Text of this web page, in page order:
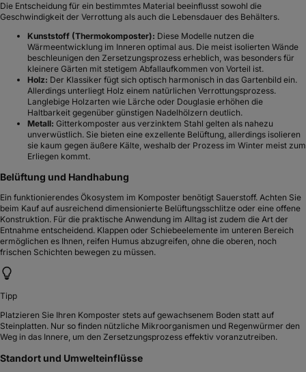
Die Entscheidung für ein bestimmtes Material beeinflusst sowohl die
Geschwindigkeit der Verrottung als auch die Lebensdauer des Behälters.
Kunststoff (Thermokomposter): Diese Modelle nutzen die
Wärmeentwicklung im Inneren optimal aus. Die meist isolierten Wände
beschleunigen den Zersetzungsprozess erheblich, was besonders für
kleinere Gärten mit stetigem Abfallaufkommen von Vorteil ist.
Holz: Der Klassiker fügt sich optisch harmonisch in das Gartenbild ein.
Allerdings unterliegt Holz einem natürlichen Verrottungsprozess.
Langlebige Holzarten wie Lärche oder Douglasie erhöhen die
Haltbarkeit gegenüber günstigen Nadelhölzern deutlich.
Metall: Gitterkomposter aus verzinktem Stahl gelten als nahezu
unverwüstlich. Sie bieten eine exzellente Belüftung, allerdings isolieren
sie kaum gegen äußere Kälte, weshalb der Prozess im Winter meist zum
Erliegen kommt.
Belüftung und Handhabung
Ein funktionierendes Ökosystem im Komposter benötigt Sauerstoff. Achten Sie
beim Kauf auf ausreichend dimensionierte Belüftungsschlitze oder eine offene
Konstruktion. Für die praktische Anwendung im Alltag ist zudem die Art der
Entnahme entscheidend. Klappen oder Schiebeelemente im unteren Bereich
ermöglichen es Ihnen, reifen Humus abzugreifen, ohne die oberen, noch
frischen Schichten bewegen zu müssen.
Tipp
Platzieren Sie Ihren Komposter stets auf gewachsenem Boden statt auf
Steinplatten. Nur so finden nützliche Mikroorganismen und Regenwürmer den
Weg in das Innere, um den Zersetzungsprozess effektiv voranzutreiben.
Standort und Umwelteinflüsse